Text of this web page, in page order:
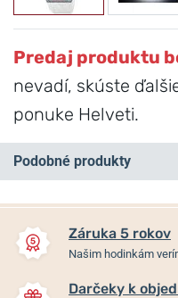
Predaj produktu
nevadí, skúste
ponuke Helveti.
Podobné produkty
Záruka 5 rokov
Našim hodinkám
Darčeky k